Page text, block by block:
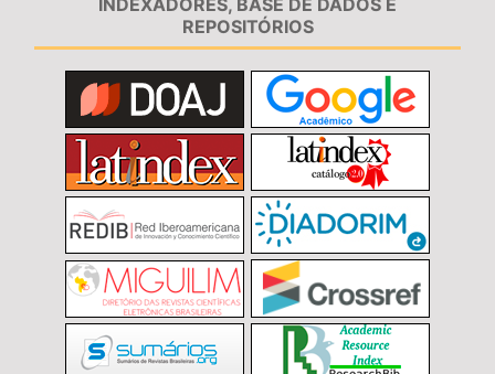
INDEXADORES, BASE DE DADOS E
REPOSITÓRIOS